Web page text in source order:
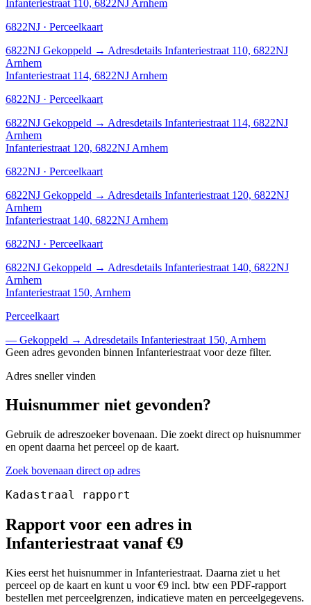
Infanteriestraat 110, 6822NJ Arnhem
6822NJ · Perceelkaart
6822NJ Gekoppeld → Adresdetails Infanteriestraat 110, 6822NJ
Arnhem
Infanteriestraat 114, 6822NJ Arnhem
6822NJ · Perceelkaart
6822NJ Gekoppeld → Adresdetails Infanteriestraat 114, 6822NJ
Arnhem
Infanteriestraat 120, 6822NJ Arnhem
6822NJ · Perceelkaart
6822NJ Gekoppeld → Adresdetails Infanteriestraat 120, 6822NJ
Arnhem
Infanteriestraat 140, 6822NJ Arnhem
6822NJ · Perceelkaart
6822NJ Gekoppeld → Adresdetails Infanteriestraat 140, 6822NJ
Arnhem
Infanteriestraat 150, Arnhem
Perceelkaart
— Gekoppeld → Adresdetails Infanteriestraat 150, Arnhem
Geen adres gevonden binnen Infanteriestraat voor deze filter.
Adres sneller vinden
Huisnummer niet gevonden?
Gebruik de adreszoeker bovenaan. Die zoekt direct op huisnummer
en opent daarna het perceel op de kaart.
Zoek bovenaan direct op adres
Kadastraal rapport
Rapport voor een adres in
Infanteriestraat vanaf €9
Kies eerst het huisnummer in Infanteriestraat. Daarna ziet u het
perceel op de kaart en kunt u voor €9 incl. btw een PDF-rapport
bestellen met perceelgrenzen, indicatieve maten en perceelgegevens.